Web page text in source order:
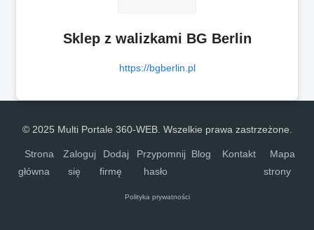
Sklep z walizkami BG Berlin
https://bgberlin.pl
© 2025 Multi Portale 360-WEB. Wszelkie prawa zastrzeżone.
Strona
główna
Zaloguj
się
Dodaj
firmę
Przypomnij
hasło
Blog Kontakt
Mapa
strony
Polityka prywatności